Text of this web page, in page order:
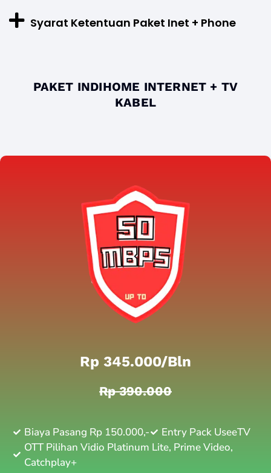
Syarat Ketentuan Paket Inet + Phone
PAKET INDIHOME INTERNET + TV
KABEL
Rp 345.000/bln
Rp 390.000
Biaya Pasang Rp 150.000,-
Entry Pack UseeTV
OTT Pilihan Vidio Platinum Lite, Prime Video,
Catchplay+